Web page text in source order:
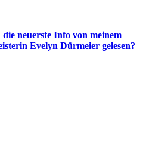
neuerste Info von meinem
Evelyn Dürmeier gelesen?